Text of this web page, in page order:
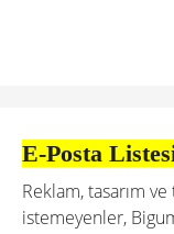
E-Posta
Reklam, tasarım
istemeyenler,